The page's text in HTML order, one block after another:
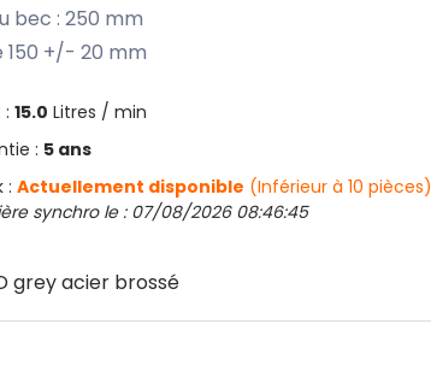
bec : 250 mm
150 +/- 20 mm
15.0 Litres / min
: 5 ans
: Actuellement disponible (Inférieur à 10 pièces)
synchro le : 07/08/2026 08:46:45
grey acier brossé